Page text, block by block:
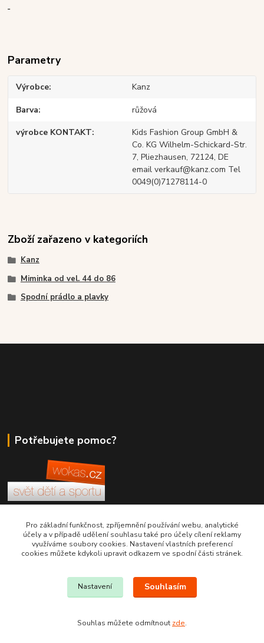
Parametry
Výrobce Kanz
Barva růžová
výrobce KONTAKT
Kids Fashion Group GmbH &
Co. KG Wilhelm-Schickard-Str.
7, Pliezhausen, 72124, DE
email verkauf@kanz.com Tel
0049(0)71278114-0
Zboží zařazeno v kategoriích
Kanz
Miminka od vel. 44 do 86
Spodní prádlo a plavky
Potřebujete pomoc?
+420 380 830 198
wokas.online@yahoo.cz
Pro základní funkčnost, zpříjemnění používání webu, analytické
účely a v případě udělení souhlasu také pro účely cílení reklamy
využíváme soubory cookies. Nastavení vlastních preferencí
cookies můžete kdykoli upravit odkazem ve spodní části stránek.
Nastavení Souhlasím
Souhlas můžete odmítnout zde.